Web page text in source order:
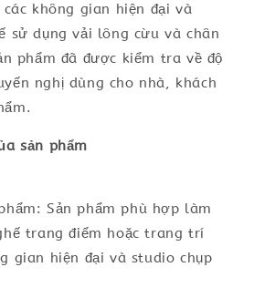
không gian hiện đại và
sử dụng vải lông cừu và chân
phẩm đã được kiểm tra về độ
nghị dùng cho nhà, khách
sản phẩm
Sản phẩm phù hợp làm
trang điểm hoặc trang trí
gian hiện đại và studio chụp